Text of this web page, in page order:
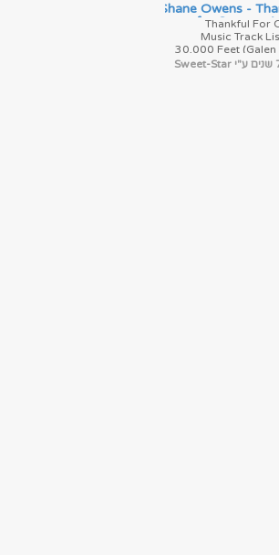
Shane Owens -
for Country
Thankful For
Music Track
30,000 Feet (Galen
2. Christian County